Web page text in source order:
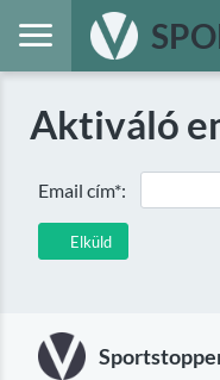
Aktiváló
Elküld
Email cím*: